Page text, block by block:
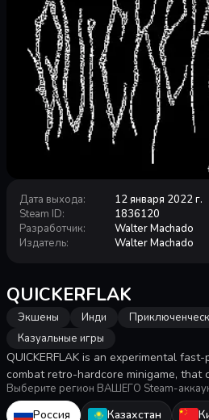
Дата выхода:
12 января 2022 г.
Steam ID:
1836120
Разработчик:
Walter Machado
Издатель: Walter Machado
QUICKERFLAK
Экшены Инди
Казуальные игры
QUICKERFLAK is an experimental
combat retro-hardcore minigame, that
Выберите регион ВАШЕГО Steam-
Россия Казахстан